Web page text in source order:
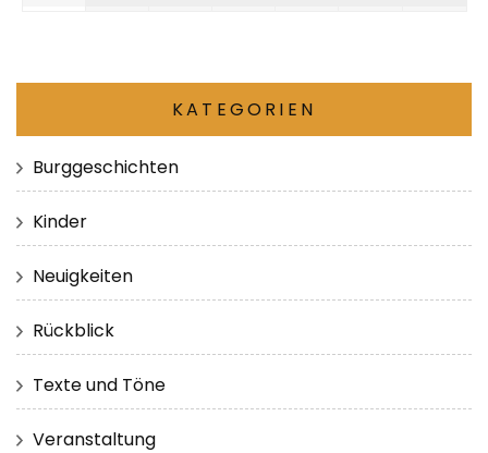
KATEGORIEN
Burggeschichten
Kinder
Neuigkeiten
Rückblick
Texte und Töne
Veranstaltung